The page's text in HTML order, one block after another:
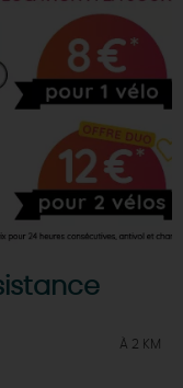
À 2 KM